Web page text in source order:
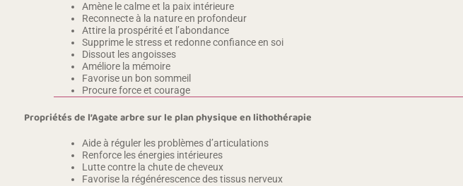
Amène le calme et la paix intérieure
Reconnecte à la nature en profondeur
Attire la prospérité et l’abondance
Supprime le stress et redonne confiance en soi
Dissout les angoisses
Améliore la mémoire
Favorise un bon sommeil
Procure force et courage
Propriétés de l’Agate arbre sur le plan physique en lithothérapie
Aide à réguler les problèmes d’articulations
Renforce les énergies intérieures
Lutte contre la chute de cheveux
Favorise la régénérescence des tissus nerveux